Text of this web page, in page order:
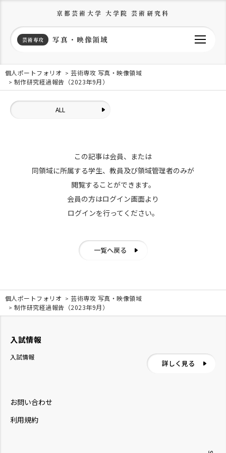
京都芸術大学 大学院 芸術研究科
芸術専攻 写真・映像領域
個人ポートフォリオ
芸術専攻 写真・映像領域
制作研究経過報告（2023年9月）
ALL
この記事は会員、または
同領域に所属する学生、教員及び領域管理者のみが
閲覧することができます。
会員の方はログイン画面より
ログインを行ってください。
一覧へ戻る
個人ポートフォリオ
芸術専攻 写真・映像領域
制作研究経過報告（2023年9月）
お問い合わせ
利用規約
入試情報
入試情報
詳しく見る